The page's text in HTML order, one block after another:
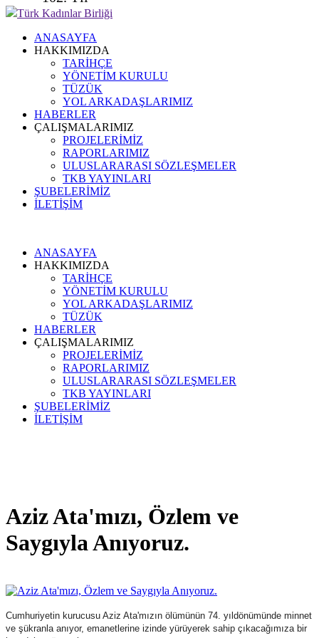
Türk Kadınlar Birliği
ANASAYFA
HAKKIMIZDA
TARİHÇE
YÖNETİM KURULU
TÜZÜK
YOL ARKADAŞLARIMIZ
HABERLER
ÇALIŞMALARIMIZ
PROJELERİMİZ
RAPORLARIMIZ
ULUSLARARASI SÖZLEŞMELER
TKB YAYINLARI
ŞUBELERİMİZ
İLETİŞİM
ANASAYFA
HAKKIMIZDA
TARİHÇE
YÖNETİM KURULU
YOL ARKADAŞLARIMIZ
TÜZÜK
HABERLER
ÇALIŞMALARIMIZ
PROJELERİMİZ
RAPORLARIMIZ
ULUSLARARASI SÖZLEŞMELER
TKB YAYINLARI
ŞUBELERİMİZ
İLETİŞİM
Aziz Ata'mızı, Özlem ve
Saygıyla Anıyoruz.
Cumhuriyetin kurucusu Aziz Ata'mızın ölümünün 74. yıldönümünde minnet
ve şükranla anıyor, emanetlerine izinde yürüyerek sahip çıkacağımıza bir